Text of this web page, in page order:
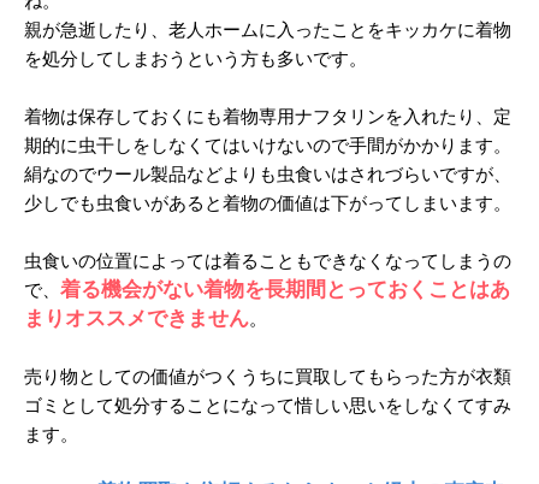
親が急逝したり、老人ホームに入ったことをキッカケに着物
を処分してしまおうという方も多いです。
着物は保存しておくにも着物専用ナフタリンを入れたり、定
期的に虫干しをしなくてはいけないので手間がかかります。
絹なのでウール製品などよりも虫食いはされづらいですが、
少しでも虫食いがあると着物の価値は下がってしまいます。
虫食いの位置によっては着ることもできなくなってしまうの
で、 着る機会がない着物を長期間とっておくことはあ
まりオススメできません。
売り物としての価値がつくうちに買取してもらった方が衣類
ゴミとして処分することになって惜しい思いをしなくてすみ
ます。